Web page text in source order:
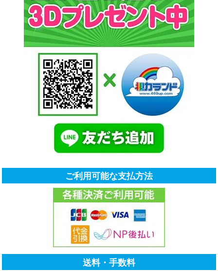
ご利用可能な支払方法
送料・手数料